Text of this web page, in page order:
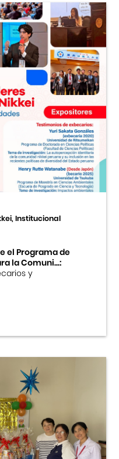
Institucional
el Programa de
la Comuni...:
y